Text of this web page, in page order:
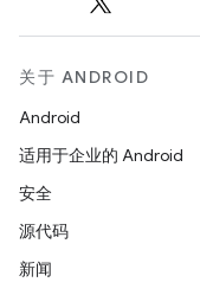
关于 ANDROID
Android
适用于企业的 Android
安全
源代码
新闻